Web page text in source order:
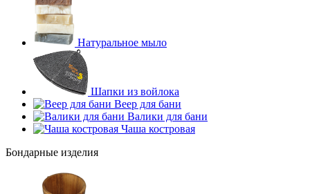
Натуральное мыло
Шапки из войлока
Веер для бани
Валики для бани
Чаша костровая
Бондарные изделия